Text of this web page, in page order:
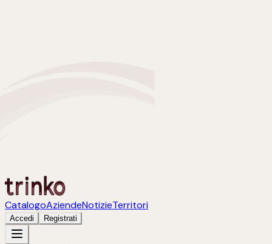
CatalogoAziendeNotizieTerritori
Accedi Registrati